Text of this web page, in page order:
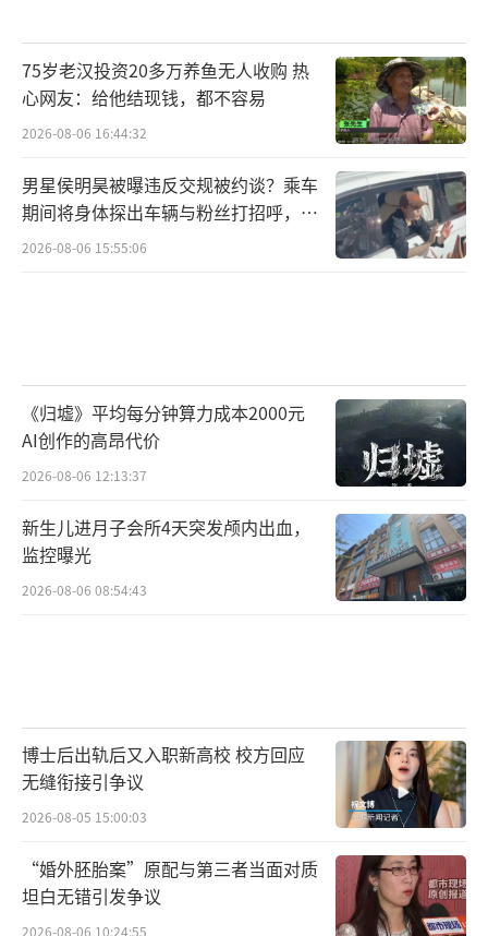
75岁老汉投资20多万养鱼无人收购 热
心网友：给他结现钱，都不容易
2026-08-06 16:44:32
男星侯明昊被曝违反交规被约谈？乘车
期间将身体探出车辆与粉丝打招呼，当
地交警回应
2026-08-06 15:55:06
《归墟》平均每分钟算力成本2000元
AI创作的高昂代价
2026-08-06 12:13:37
新生儿进月子会所4天突发颅内出血，
监控曝光
2026-08-06 08:54:43
博士后出轨后又入职新高校 校方回应
无缝衔接引争议
2026-08-05 15:00:03
“婚外胚胎案”原配与第三者当面对质
坦白无错引发争议
2026-08-06 10:24:55